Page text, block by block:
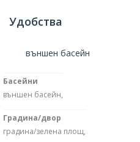
Удобства
външен басейн
Басейни
външен басейн,
Градина/двор
градина/зелена площ,